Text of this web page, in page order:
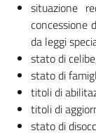
situazione
concessione
da leggi
stato di
stato di
titoli di
titoli di
stato di